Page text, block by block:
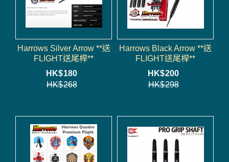
Harrows Silver Arrow **送
FLIGHT送尾桿**
HK$180
HK$268
Harrows Black Arrow **送
FLIGHT送尾桿**
HK$200
HK$298